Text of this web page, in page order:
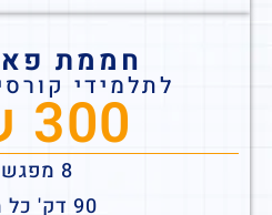
חממת
לתלמידי
300 ש"ח
8 מפגשים
90 דק' כל מפגש